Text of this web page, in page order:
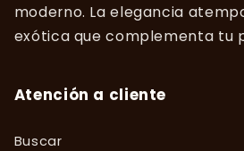
moderno. La elegancia
exótica que complementa tu
Atención a cliente
Buscar